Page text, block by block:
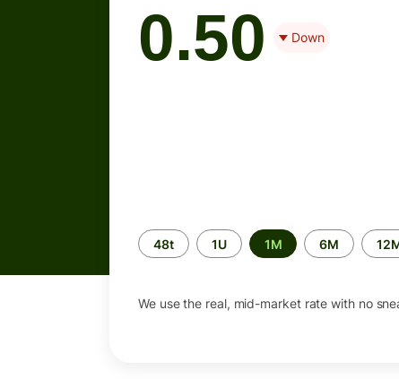
0.50 Down
Time
period
48t 1U 1M 6M
We use the real, mid-market rate with no